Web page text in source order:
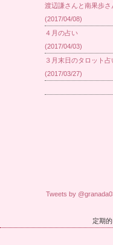
渡辺謙さんと南果歩さ
(2017/04/08)
４月の占い
(2017/04/03)
３月末日のタロット占
(2017/03/27)
Tweets by
定期